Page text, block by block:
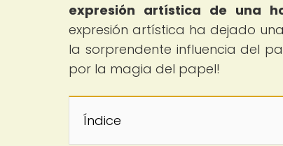
expresión artística de una
expresión artística ha dejado
la sorprendente influencia del
por la magia del papel!
Índice